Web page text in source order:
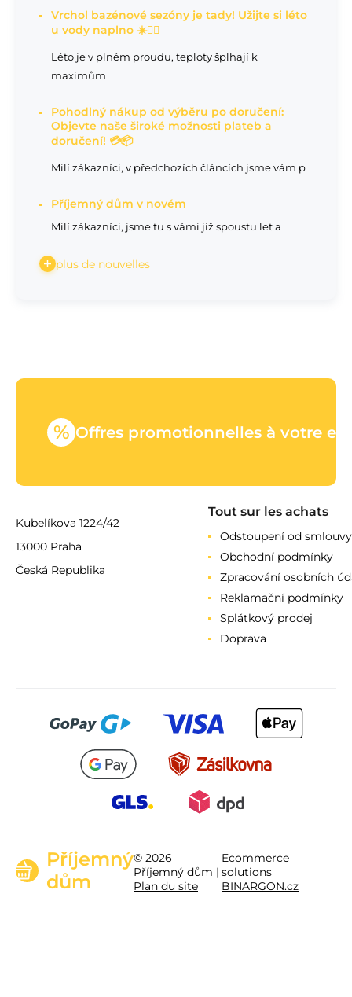
Vrchol bazénové sezóny je tady! Užijte si léto
u vody naplno ☀️🏊‍♂️
Léto je v plném proudu, teploty šplhají k
maximům
Pohodlný nákup od výběru po doručení:
Objevte naše široké možnosti plateb a
doručení! 💳📦
Milí zákazníci, v předchozích článcích jsme vám p
Příjemný dům v novém
Milí zákazníci, jsme tu s vámi již spoustu let a
plus de nouvelles
% Offres promotionnelles à votre
Kubelíkova 1224/42
13000 Praha
Česká Republika
Tout sur les achats
Odstoupení od smlouvy
Obchodní podmínky
Zpracování osobních
Reklamační podmínky
Splátkový prodej
Doprava
Příjemný
dům
© 2026
Příjemný dům |
Plan du site
Ecommerce
solutions
BINARGON.cz